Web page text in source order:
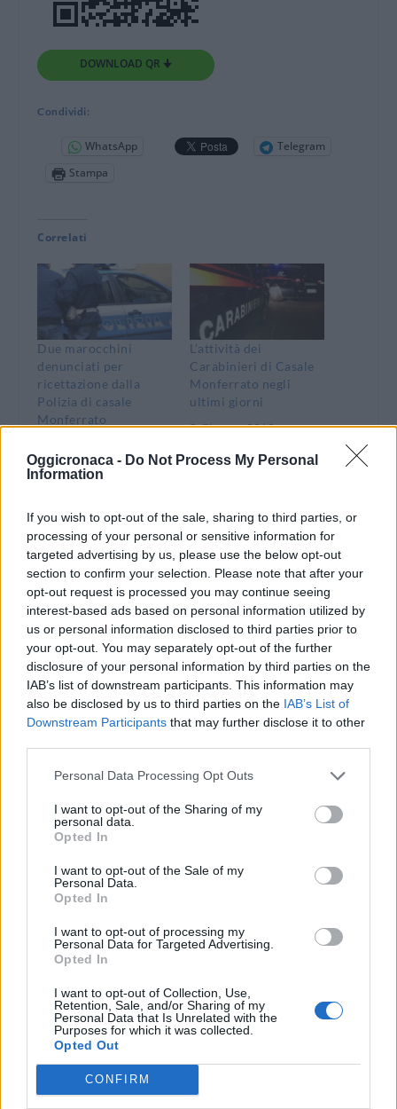
Oggicronaca - Do Not Process My Personal
Information
If you wish to opt-out of the sale, sharing to third parties, or
processing of your personal or sensitive information for
targeted advertising by us, please use the below opt-out
section to confirm your selection. Please note that after your
opt-out request is processed you may continue seeing
interest-based ads based on personal information utilized by
us or personal information disclosed to third parties prior to
your opt-out. You may separately opt-out of the further
disclosure of your personal information by third parties on the
IAB’s list of downstream participants. This information may
also be disclosed by us to third parties on the IAB’s List of
Downstream Participants that may further disclose it to other
Personal Data Processing Opt Outs
I want to opt-out of the Sharing of my
personal data.
Opted In
I want to opt-out of the Sale of my
Personal Data.
Opted In
I want to opt-out of processing my
Personal Data for Targeted Advertising.
Opted In
I want to opt-out of Collection, Use,
Retention, Sale, and/or Sharing of my
Personal Data that Is Unrelated with the
Purposes for which it was collected.
Opted Out
CONFIRM
DOWNLOAD QR 🠋
Condividi:
WhatsApp
Telegram
Stampa
Correlati
Due marocchini
denunciati per
ricettazione dalla
Polizia di casale
Monferrato
In "Valenza-Casale"
L’attività dei
Carabinieri di Casale
Monferrato negli
ultimi giorni
3 Giugno 2019
Casale, un’intera
famiglia nei guai per
estorsione
28 Dicembre 2015
In "Valenza-Casale"
CONDIVIDERE:
VALUTARE: